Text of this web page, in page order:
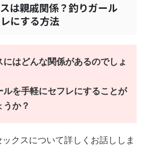
は親戚関係？釣りガール
にする方法
はどんな関係があるのでしょ
ルを手軽にセフレにすることが
か？
クスについて詳しくお話ししま